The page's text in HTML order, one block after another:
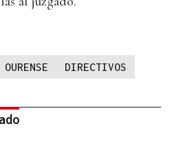
DIRECTIVOS